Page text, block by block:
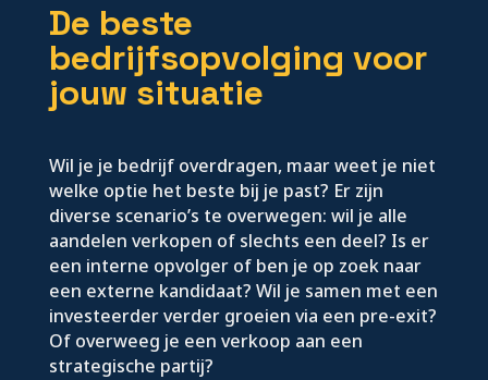
De beste
bedrijfsopvolging voor
jouw situatie
Wil je je bedrijf overdragen, maar weet je niet
welke optie het beste bij je past? Er zijn
diverse scenario’s te overwegen: wil je alle
aandelen verkopen of slechts een deel? Is er
een interne opvolger of ben je op zoek naar
een externe kandidaat? Wil je samen met een
investeerder verder groeien via een pre-exit?
Of overweeg je een verkoop aan een
strategische partij?